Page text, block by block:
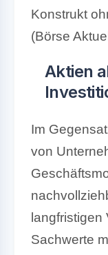
Konstrukt
(Börse
Aktien
Im
von
langfristigen
Sachwerte